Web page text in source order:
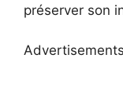
préserver son
Advertisements